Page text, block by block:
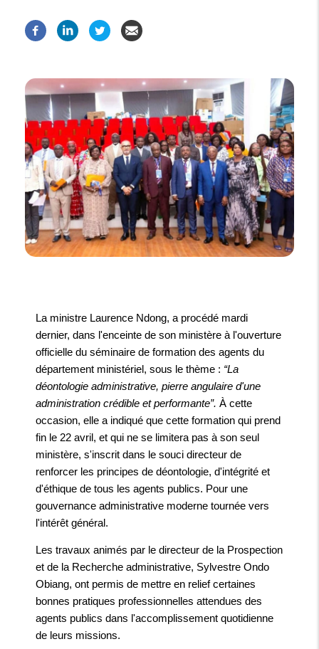
La ministre Laurence Ndong, a procédé mardi
dernier, dans l'enceinte de son ministère à l'ouverture
officielle du séminaire de formation des agents du
département ministériel, sous le thème : “La
déontologie administrative, pierre angulaire d'une
administration crédible et performante”. À cette
occasion, elle a indiqué que cette formation qui prend
fin le 22 avril, et qui ne se limitera pas à son seul
ministère, s'inscrit dans le souci directeur de
renforcer les principes de déontologie, d'intégrité et
d'éthique de tous les agents publics. Pour une
gouvernance administrative moderne tournée vers
l'intérêt général.
Les travaux animés par le directeur de la Prospection
et de la Recherche administrative, Sylvestre Ondo
Obiang, ont permis de mettre en relief certaines
bonnes pratiques professionnelles attendues des
agents publics dans l'accomplissement quotidienne
de leurs missions.